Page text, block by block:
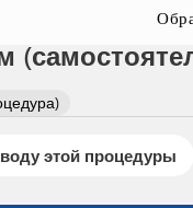
этой процедуры